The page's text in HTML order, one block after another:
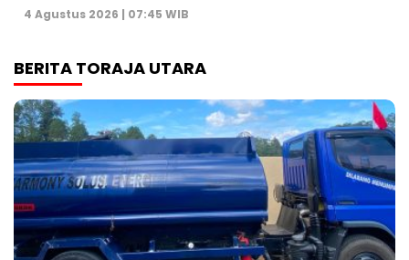
4 Agustus 2026 | 07:45 WIB
BERITA TORAJA UTARA